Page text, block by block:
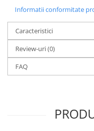
Informatii conformitate
Caracteristici
Review-uri(0)
FAQ